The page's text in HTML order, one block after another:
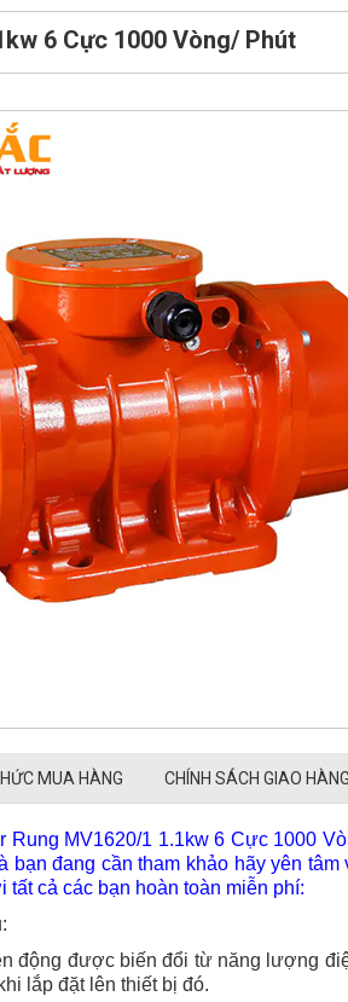
6 Cực 1000 Vòng/ Phút
MUA HÀNG CHÍNH SÁCH GIAO HÀNG
Rung MV1620/1 1.1kw 6 Cực 1000
bạn đang cần tham khảo hãy yên
cả các bạn hoàn toàn miễn phí:
động được biến đổi từ năng lượng
lắp đặt lên thiết bị đó.